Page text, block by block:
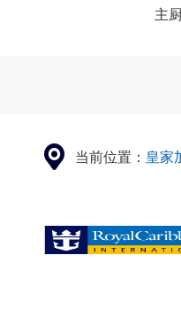
主
当前位置： 皇家